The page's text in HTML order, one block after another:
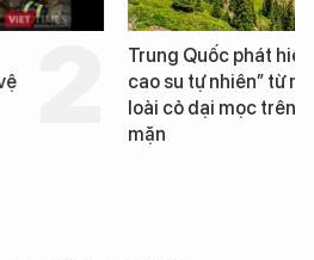
Loạt dự án bất động
Đà Nẵng sắp bị kiểm